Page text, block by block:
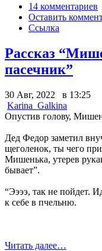
14 комментариев
Оставить
Ссылка
Рассказ
пасечник”
30 Авг, 2022 в 13:25
Karina_Galkina
Опустив голову,
Дед Федор заметил
щеголенок, ты чего
Мишенька, утерев
бывает”.
“Ээээ, так не пойдет.
к себе в пчельню.
Читать далее…